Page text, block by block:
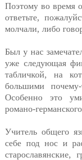
Поэтому во время
ответьте,
молчали, либо
Был у нас
уже следующая
табличкой, на
большими
Особенно это
романо-
Учитель общего
себе под нос и
старославянские,